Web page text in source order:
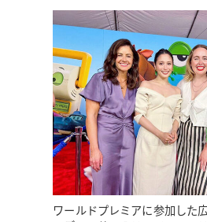
ワールドプレミアに参加した